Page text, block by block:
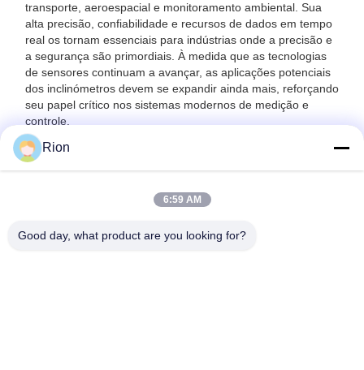
transporte, aeroespacial e monitoramento ambiental. Sua
alta precisão, confiabilidade e recursos de dados em tempo
real os tornam essenciais para indústrias onde a precisão e
a segurança são primordiais. À medida que as tecnologias
de sensores continuam a avançar, as aplicações potenciais
dos inclinómetros devem se expandir ainda mais, reforçando
seu papel crítico nos sistemas modernos de medição e
controle.
Shenzhen Rion Technology Co., Ltd.
Rion
6:59 AM
Good day, what product are you looking for?